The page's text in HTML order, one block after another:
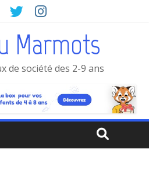
Marmots
de société des 2-9 ans